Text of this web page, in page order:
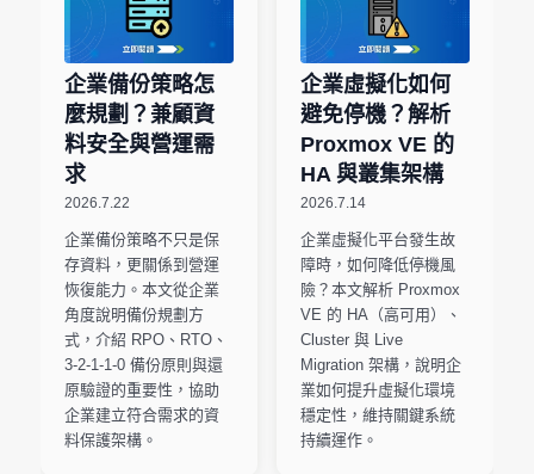
企業備份策略怎
麼規劃？兼顧資
料安全與營運需
求
2026.7.22
企業備份策略不只是保
存資料，更關係到營運
恢復能力。本文從企業
角度說明備份規劃方
式，介紹 RPO、RTO、
3-2-1-1-0 備份原則與還
原驗證的重要性，協助
企業建立符合需求的資
料保護架構。
企業虛擬化如何
避免停機？解析
Proxmox VE 的
HA 與叢集架構
2026.7.14
企業虛擬化平台發生故
障時，如何降低停機風
險？本文解析 Proxmox
VE 的 HA（高可用）、
Cluster 與 Live
Migration 架構，說明企
業如何提升虛擬化環境
穩定性，維持關鍵系統
持續運作。